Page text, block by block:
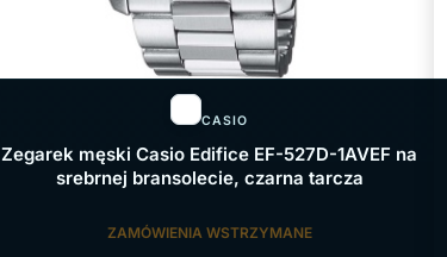
CASIO
Zegarek męski Casio Edifice EF-527D-1AVEF na
srebrnej bransolecie, czarna tarcza
ZAMÓWIENIA WSTRZYMANE